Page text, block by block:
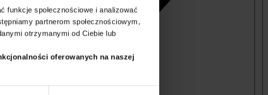
funkcje społecznościowe i analizować
partnerom społecznościowym,
otrzymanymi od Ciebie lub
oferowanych na naszej